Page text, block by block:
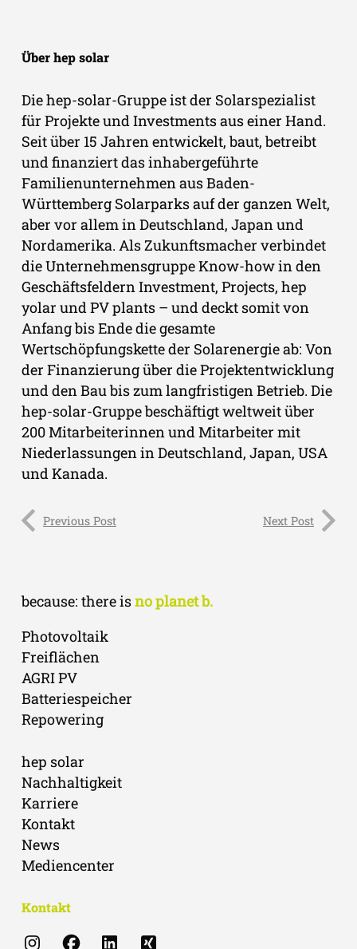
Über hep solar
Die hep-solar-Gruppe ist der Solarspezialist
für Projekte und Investments aus einer Hand.
Seit über 15 Jahren entwickelt, baut, betreibt
und finanziert das inhabergeführte
Familienunternehmen aus Baden-
Württemberg Solarparks auf der ganzen Welt,
aber vor allem in Deutschland, Japan und
Nordamerika. Als Zukunftsmacher verbindet
die Unternehmensgruppe Know-how in den
Geschäftsfeldern Investment, Projects, hep
yolar und PV plants – und deckt somit von
Anfang bis Ende die gesamte
Wertschöpfungskette der Solarenergie ab: Von
der Finanzierung über die Projektentwicklung
und den Bau bis zum langfristigen Betrieb. Die
hep-solar-Gruppe beschäftigt weltweit über
200 Mitarbeiterinnen und Mitarbeiter mit
Niederlassungen in Deutschland, Japan, USA
und Kanada.
Previous Post Next Post
because: there isno planet b.
Photovoltaik
Freiflächen
AGRI PV
Batteriespeicher
Repowering
hep solar
Nachhaltigkeit
Karriere
Kontakt
News
Mediencenter
Kontakt